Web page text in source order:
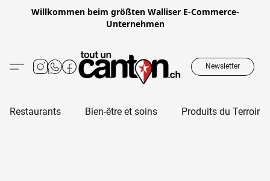
Willkommen beim größten Walliser E-Commerce-
Unternehmen
Newsletter
Restaurants Bien-être et soins Produits du Terroir